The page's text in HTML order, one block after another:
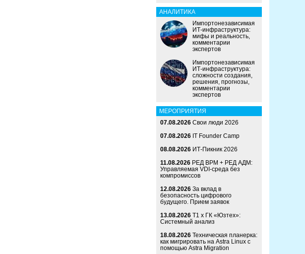
АНАЛИТИКА
Импортонезависимая
ИТ-инфраструктура:
мифы и реальность,
комментарии
экспертов
Импортонезависимая
ИТ-инфраструктура:
сложности создания,
решения, прогнозы,
комментарии
экспертов
МЕРОПРИЯТИЯ
07.08.2026 Свои люди 2026
07.08.2026 IT Founder Camp
08.08.2026 ИТ-Пикник 2026
11.08.2026 РЕД ВРМ + РЕД АДМ:
Управляемая VDI-среда без
компромиссов
12.08.2026 За вклад в
безопасность цифрового
будущего. Прием заявок
13.08.2026 Т1 x ГК «Юзтех»:
Системный анализ
18.08.2026 Техническая планерка:
как мигрировать на Astra Linux с
помощью Astra Migration